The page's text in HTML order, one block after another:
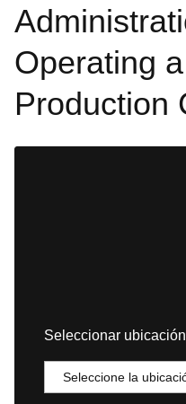
Operating a
Production
Seleccionar ubicación